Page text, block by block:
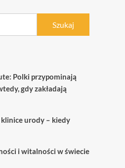
Polki przypominają
gdy zakładają
urody – kiedy
i witalności w świecie